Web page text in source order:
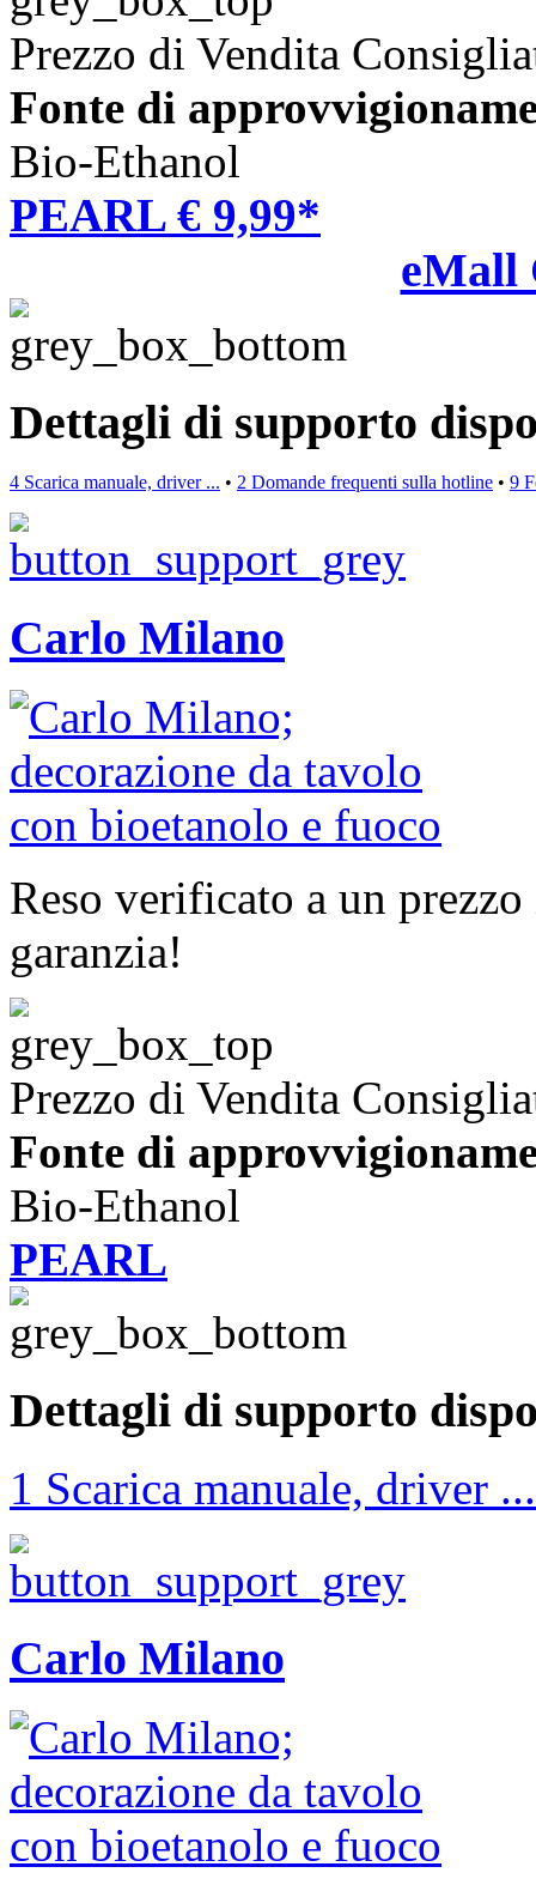
Prezzo di Vendita
Fonte di
Bio-Ethanol
PEARL € 9,99*
eMall
Dettagli di supporto
4 Scarica manuale, driver ... • 2 Domande frequenti sulla hotline • 9
Carlo Milano
Reso verificato a un
garanzia!
Prezzo di Vendita
Fonte di
Bio-Ethanol
PEARL
Dettagli di supporto
1 Scarica manuale, driver ...
Carlo Milano